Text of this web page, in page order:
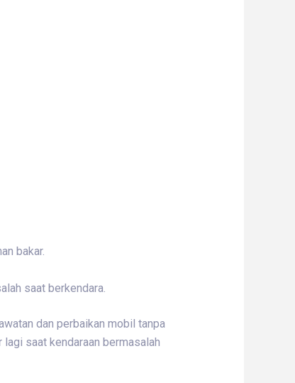
bakar.
saat berkendara.
dan perbaikan mobil tanpa
saat kendaraan bermasalah